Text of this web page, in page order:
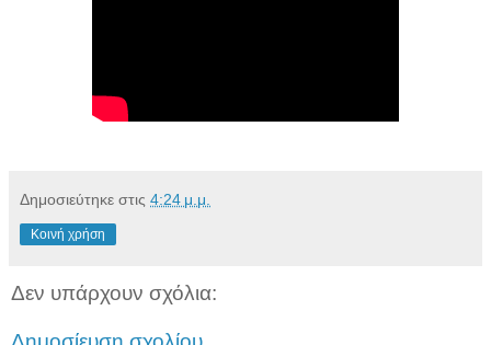
Δημοσιεύτηκε στις 4:24 μ.μ.
Κοινή χρήση
Δεν υπάρχουν σχόλια: